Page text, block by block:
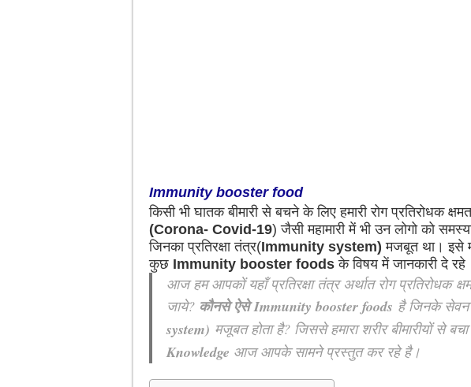
Immunity booster food
किसी भी घातक बीमारी से बचने के लिए हमारी रोग प्रतिरोधक
(Corona- Covid-19) जैसी महामारी में भी उन लोगो को
जिनका प्रतिरक्षा तंत्र(Immunity system) मजबूत था। इसे
कुछ Immunity booster foodsके विषय में जानकारी दे
आज हम आपकों यहाँ प्रतिरक्षा तंत्र अर्थात रोग प्रतिरोधक
जाये? कौनसे ऐसेImmunity booster foods है जिनके सेवन
system) मजूबत होता है? जिससे हमारा शरीर बीमारीयों से
Knowledge आज आपके सामने प्रस्तुत कर रहे है।